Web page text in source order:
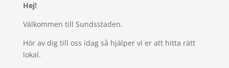
Hej!
Välkommen till Sundsstaden.
Hör av dig till oss idag så hjälper vi er att hitta rätt
lokal.